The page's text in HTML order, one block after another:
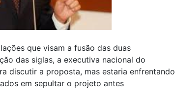
que visam a fusão das duas
das siglas, a executiva nacional do
discutir a proposta, mas estaria enfrentando
em sepultar o projeto antes